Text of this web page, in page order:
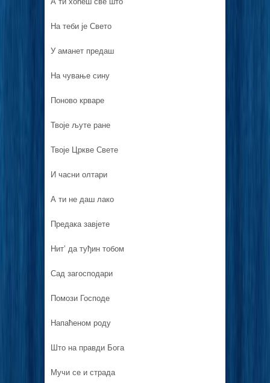
На теби је Свето
У аманет предаш
На чување сину
Поново крваре
Твоје љуте ране
Твоје Цркве Свете
И часни олтари
А ти не даш лако
Предака завјете
Нит’ да туђин тобом
Сад загосподари
Помози Господе
Напаћеном роду
Што на правди Бога
Мучи се и страда